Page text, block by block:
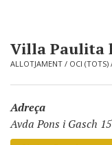
Villa Paulita
ALLOTJAMENT / OCI (TOTS)
Adreça
Avda Pons i Gasch 15